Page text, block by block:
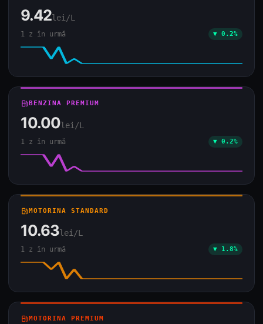
9.42lei/L
1 z în urmă ▼ 0.2%
local_gas_stationBENZINA PREMIUM
10.00lei/L
1 z în urmă ▼ 0.2%
local_gas_stationMOTORINA STANDARD
10.63lei/L
1 z în urmă ▼ 1.8%
local_gas_stationMOTORINA PREMIUM